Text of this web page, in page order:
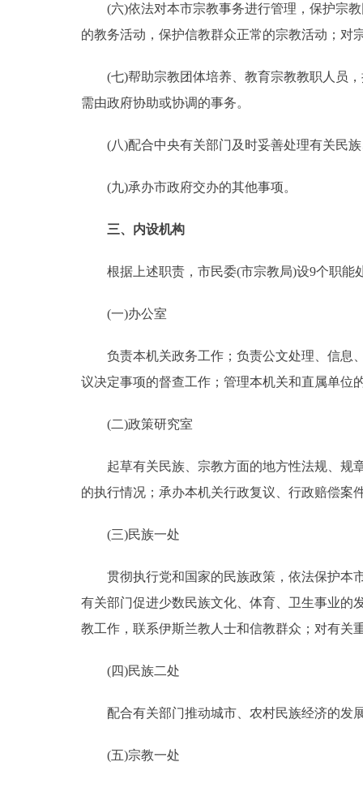
(六)依法对本市宗教事务进行管理，保护宗教
的教务活动，保护信教群众正常的宗教活动；对
(七)帮助宗教团体培养、教育宗教教职人员，
需由政府协助或协调的事务。
(八)配合中央有关部门及时妥善处理有关民族
(九)承办市政府交办的其他事项。
三、内设机构
根据上述职责，市民委(市宗教局)设9个职能
(一)办公室
负责本机关政务工作；负责公文处理、信息、
议决定事项的督查工作；管理本机关和直属单位
(二)政策研究室
起草有关民族、宗教方面的地方性法规、规章
的执行情况；承办本机关行政复议、行政赔偿案
(三)民族一处
贯彻执行党和国家的民族政策，依法保护本市
有关部门促进少数民族文化、体育、卫生事业的
教工作，联系伊斯兰教人士和信教群众；对有关
(四)民族二处
配合有关部门推动城市、农村民族经济的发展
(五)宗教一处